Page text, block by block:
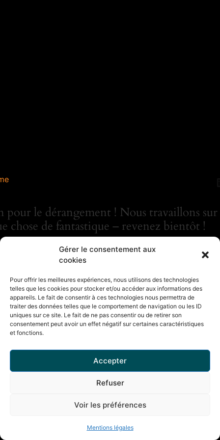
Gérer le consentement aux
cookies
Pour offrir les meilleures expériences, nous utilisons des technologies
telles que les cookies pour stocker et/ou accéder aux informations des
appareils. Le fait de consentir à ces technologies nous permettra de
traiter des données telles que le comportement de navigation ou les ID
uniques sur ce site. Le fait de ne pas consentir ou de retirer son
consentement peut avoir un effet négatif sur certaines caractéristiques
et fonctions.
Accepter
Refuser
Voir les préférences
Mentions légales
pour le dérangement ! Nous travaillons sur
chose de fantastique – revenez bientôt !